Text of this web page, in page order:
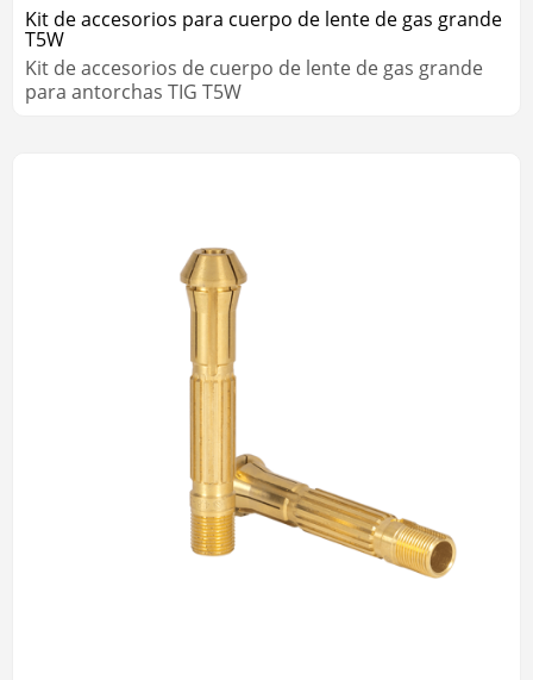
Kit de accesorios para cuerpo de lente de gas grande
T5W
Kit de accesorios de cuerpo de lente de gas grande
para antorchas TIG T5W